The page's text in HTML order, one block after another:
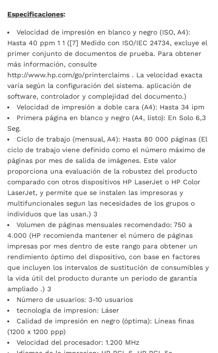
Especificaciones:
Velocidad de impresión en blanco y negro (ISO, A4):
Hasta 40 ppm 1 1 ([7] Medido con ISO/IEC 24734, excluye el
primer conjunto de documentos de prueba. Para obtener
más información, consulte
http://www.hp.com/go/printerclaims . La velocidad exacta
varía según la configuración del sistema. aplicación de
software, controlador y complejidad del documento.)
Velocidad de impresión a doble cara (A4): Hasta 34 ipm
Primera página en blanco y negro (A4, listo): En Solo 6,3
Seg.
Ciclo de trabajo (mensual, A4): Hasta 80 000 páginas (El
ciclo de trabajo viene definido como el número máximo de
páginas por mes de salida de imágenes. Este valor
proporciona una evaluación de la robustez del producto
comparado con otros dispositivos HP LaserJet o HP Color
LaserJet, y permite que se instalen las impresoras y
multifuncionales segun las necesidades de los grupos o
individuos que las usan.) 3
Volumen de páginas mensuales recomendado: 750 a
4.000 (HP recomienda mantener el número de páginas
impresas por mes dentro de este rango para obtener un
rendimiento óptimo del dispositivo, con base en factores
que incluyen los intervalos de sustitución de consumibles y
la vida útil del producto durante un período de garantía
ampliado .) 3
Número de usuarios: 3-10 usuarios
tecnologia de impresion: Láser
Calidad de impresión en negro (óptima): Líneas finas
(1200 x 1200 ppp)
Velocidad del procesador: 1.200 MHz